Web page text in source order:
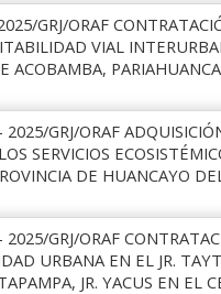
GRJ/ORAF
VIAL
ACOBAMBA,
GRJ/ORAF
SERVICIOS
DE HUANCAYO
GRJ/ORAF
URBANA EN EL JR.
JR. YACUS EN EL